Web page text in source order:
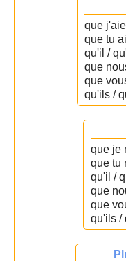
que
que tu
qu'il /
que
que
qu'ils /
que je
que tu
qu'il /
que
que
qu'ils /